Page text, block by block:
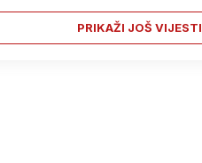
PRIKAŽI JOŠ VIJESTI